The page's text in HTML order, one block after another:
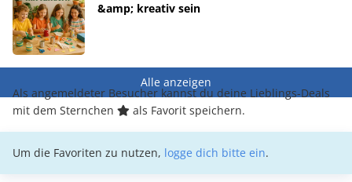
&amp; kreativ sein
Alle anzeigen
Als angemeldeter Besucher kannst du deine Lieblings-Deals
mit dem Sternchen
als Favorit speichern.
Um die Favoriten zu nutzen, logge dich bitte ein.